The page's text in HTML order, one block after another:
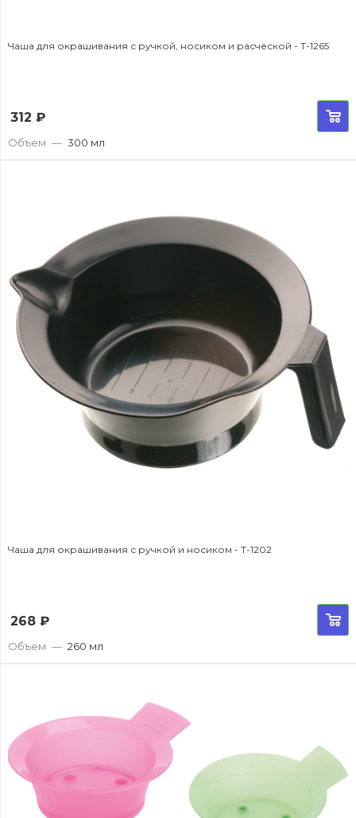
Чаша для окрашивания с ручкой, носиком и расческой - T-1265
312 ₽
Объем — 300 мл
Чаша для окрашивания с ручкой и носиком - T-1202
268 ₽
Объем — 260 мл